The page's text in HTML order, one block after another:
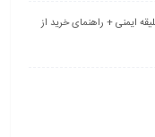
ایمنی + راهنمای خرید از